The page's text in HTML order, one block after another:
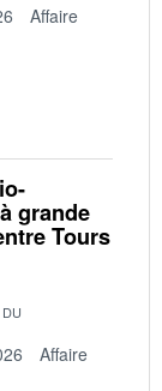
Affaire
grande
Tours
Affaire